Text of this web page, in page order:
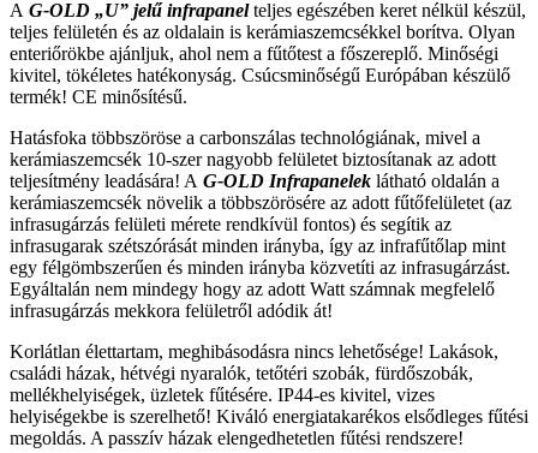
A G-OLD „U” jelű infrapanelteljes egészében keret nélkül készül,
teljes felületén és az oldalain is kerámiaszemcsékkel borítva. Olyan
enteriőrökbe ajánljuk, ahol nem a fűtőtest a főszereplő. Minőségi
kivitel, tökéletes hatékonyság. Csúcsminőségű Európában készülő
termék! CE minősítésű.
Hatásfoka többszöröse a carbonszálas technológiának, mivel a
kerámiaszemcsék 10-szer nagyobb felületet biztosítanak az adott
teljesítmény leadására! A G-OLD Infrapanelek látható oldalán a
kerámiaszemcsék növelik a többszörösére az adott fűtőfelületet (az
infrasugárzás felületi mérete rendkívül fontos) és segítik az
infrasugarak szétszórását minden irányba, így az infrafűtőlap mint
egy félgömbszerűen és minden irányba közvetíti az infrasugárzást.
Egyáltalán nem mindegy hogy az adott Watt számnak megfelelő
infrasugárzás mekkora felületről adódik át!
Korlátlan élettartam, meghibásodásra nincs lehetősége! Lakások,
családi házak, hétvégi nyaralók, tetőtéri szobák, fürdőszobák,
mellékhelyiségek, üzletek fűtésére. IP44-es kivitel, vizes
helyiségekbe is szerelhető! Kiváló energiatakarékos elsődleges fűtési
megoldás. A passzív házak elengedhetetlen fűtési rendszere!